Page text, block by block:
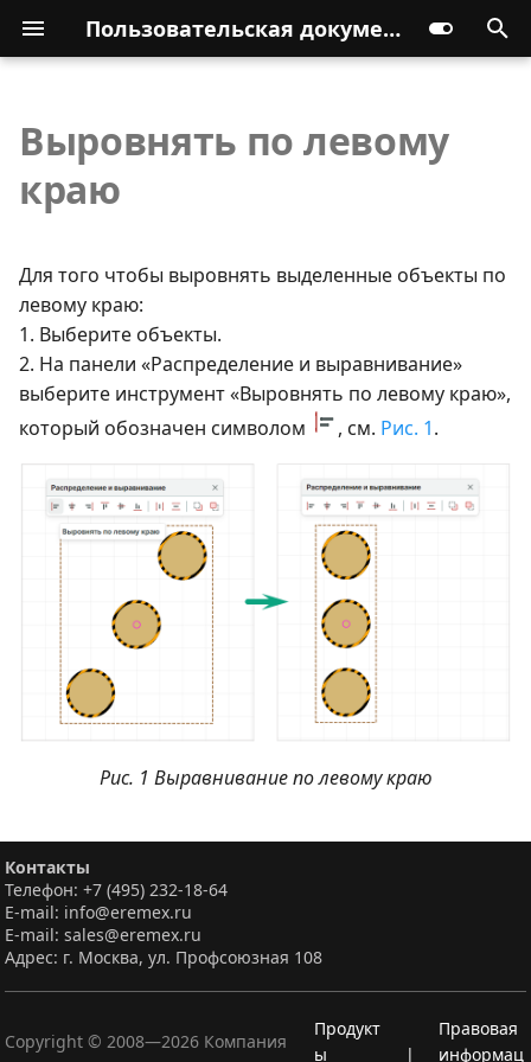
Пользовательская документация
Выровнять по левому
краю
Для того чтобы выровнять выделенные объекты по
левому краю:
1. Выберите объекты.
2. На панели «Распределение и выравнивание»
выберите инструмент «Выровнять по левому краю»,
который обозначен символом
, см. Рис. 1.
Рис. 1 Выравнивание по левому краю
Контакты
Телефон: +7 (495) 232-18-64
E-mail: info@eremex.ru
E-mail: sales@eremex.ru
Адрес: г. Москва, ул. Профсоюзная 108
Copyright © 2008—2026 Компания
Продукт
ы
|
Правовая
информац